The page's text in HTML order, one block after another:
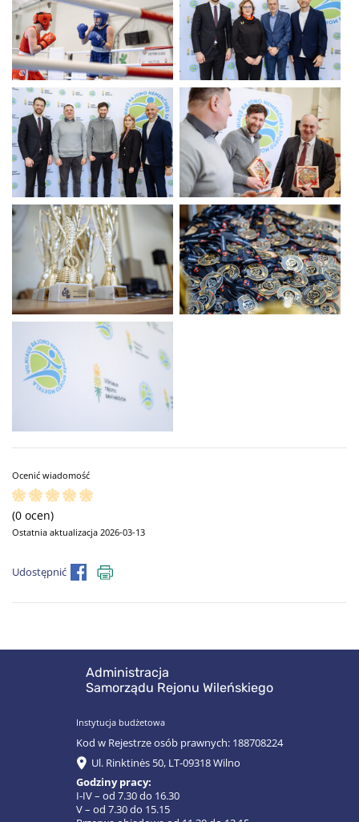
Ocenić wiadomość
(0 ocen)
Ostatnia aktualizacja 2026-03-13
Udostępnić
Administracja
Samorządu Rejonu Wileńskiego
Instytucja budżetowa
Kod w Rejestrze osób prawnych: 188708224
Ul. Rinktinės 50, LT-09318 Wilno
Godziny pracy:
I-IV – od 7.30 do 16.30
V – od 7.30 do 15.15